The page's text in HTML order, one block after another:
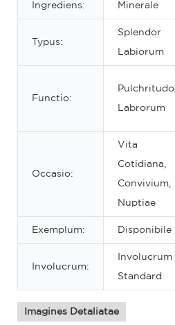
Ingrediens: Minerale
Typus:
Splendor
Labiorum
Functio:
Pulchritudo
Labrorum
Occasio:
Vita
Cotidiana,
Convivium,
Nuptiae
Exemplum: Disponibile
Involucrum:
Involucrum
Standard
Imagines Detaliatae